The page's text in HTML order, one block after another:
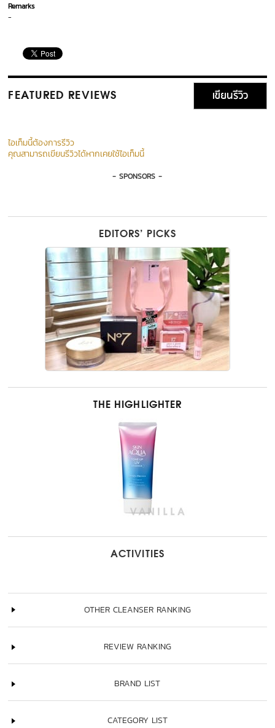
Remarks
-
FEATURED REVIEWS เขียนรีวิว
ไอเท็มนี้ต้องการรีวิว
คุณสามารถเขียนรีวิวได้หากเคยใช้ไอเท็มนี้
- SPONSORS -
EDITORS’ PICKS
THE HIGHLIGHTER
ACTIVITIES
OTHER CLEANSER RANKING
REVIEW RANKING
BRAND LIST
CATEGORY LIST